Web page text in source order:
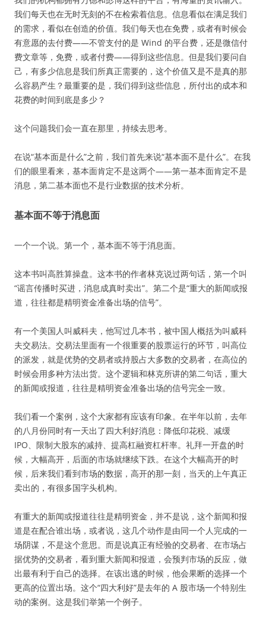
我们每天也在无时无刻的不在检索着信息。信息看似在满足我们
的需求，看似在创造的价值。我们每天也在免费，或者有时候会
有意愿的去付费——不管支付的是 Wind 的平台费，还是微信付
费文章等，免费，或者付费——得到这些信息。但是我们要问自
己，有多少信息是我们所真正需要的，这个价值又是不是真的那
么容易产生？最重要的是，我们得到这些信息，所付出的成本和
花费的时间到底是多少？
这个问题我们会一直在那里，持续去思考。
在说“基本面是什么”之前，我们首先来说“基本面不是什么”。在我
们的眼里看来，基本面肯定不是这两个——第一基本面肯定不是
消息，第二基本面也不是行业数据的技术分析。
基本面不等于消息面
一个一个说。第一个，基本面不等于消息面。
这本书叫高胜算操盘。这本书的作者林克说过两句话，第一个叫
“谣言传播时买进，消息成真时卖出”。第二个是“重大的新闻或报
道，往往都是精明资金准备出场的信号”。
有一个美国人叫威科夫，他写过几本书，被中国人概括为叫威科
夫交易法。交易法里面有一个很重要的股票运行的环节，叫高位
的派发，就是优势的交易者或持股占大多数的交易者，在高位的
时候会用多种方法出货。这个逻辑和林克所讲的第二句话，重大
的新闻或报道，往往是精明资金准备出场的信号完全一致。
我们看一个案例，这个大家都有应该有印象。在半年以前，去年
的八月份同时有一天出了四大利好消息：降低印花税、减缓
IPO、限制大股东的减持、提高杠融资杠杆率。礼拜一开盘的时
候，大幅高开，后面的市场就继续下跌。在这个大幅高开的时
候，后来我们看到市场的数据，高开的那一刻，当天的上午真正
卖出的，有很多国字头机构。
有重大的新闻或报道往往是精明资金，并不是说，这个新闻和报
道是在配合谁出场，或者说，这几个动作是由同一个人完成的一
场阴谋，不是这个意思。而是说真正有经验的交易者、在市场占
据优势的交易者，看到重大新闻和报道，会预判市场的反应，做
出最有利于自己的选择。在该出逃的时候，他会果断的选择一个
更高的位置出场。这个“四大利好”是去年的 A 股市场一个特别生
动的案例。这是我们举第一个例子。